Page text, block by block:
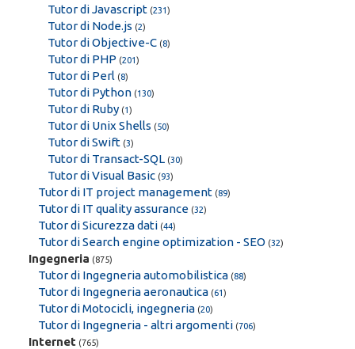
Tutor di Javascript (231)
Tutor di Node.js (2)
Tutor di Objective-C (8)
Tutor di PHP (201)
Tutor di Perl (8)
Tutor di Python (130)
Tutor di Ruby (1)
Tutor di Unix Shells (50)
Tutor di Swift (3)
Tutor di Transact-SQL (30)
Tutor di Visual Basic (93)
Tutor di IT project management (89)
Tutor di IT quality assurance (32)
Tutor di Sicurezza dati (44)
Tutor di Search engine optimization - SEO (32)
Ingegneria (875)
Tutor di Ingegneria automobilistica (88)
Tutor di Ingegneria aeronautica (61)
Tutor di Motocicli, ingegneria (20)
Tutor di Ingegneria - altri argomenti (706)
Internet (765)